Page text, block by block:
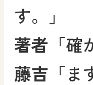
す。」
著者 「
藤吉 「